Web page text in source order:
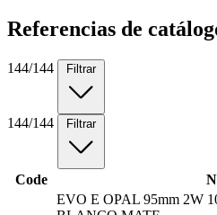
Referencias de
144/144 Filtrar
144/144 Filtrar
Code
EVO E OPAL 95mm 2W